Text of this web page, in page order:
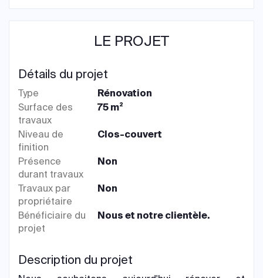
LE PROJET
Détails du projet
Type
Rénovation
Surface des
travaux
75 m²
Niveau de
finition
Clos-couvert
Présence
durant travaux
Non
Travaux par
propriétaire
Non
Bénéficiaire du
projet
Nous et notre clientèle.
Description du projet